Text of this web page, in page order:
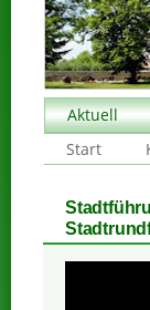
Aktuell
Start